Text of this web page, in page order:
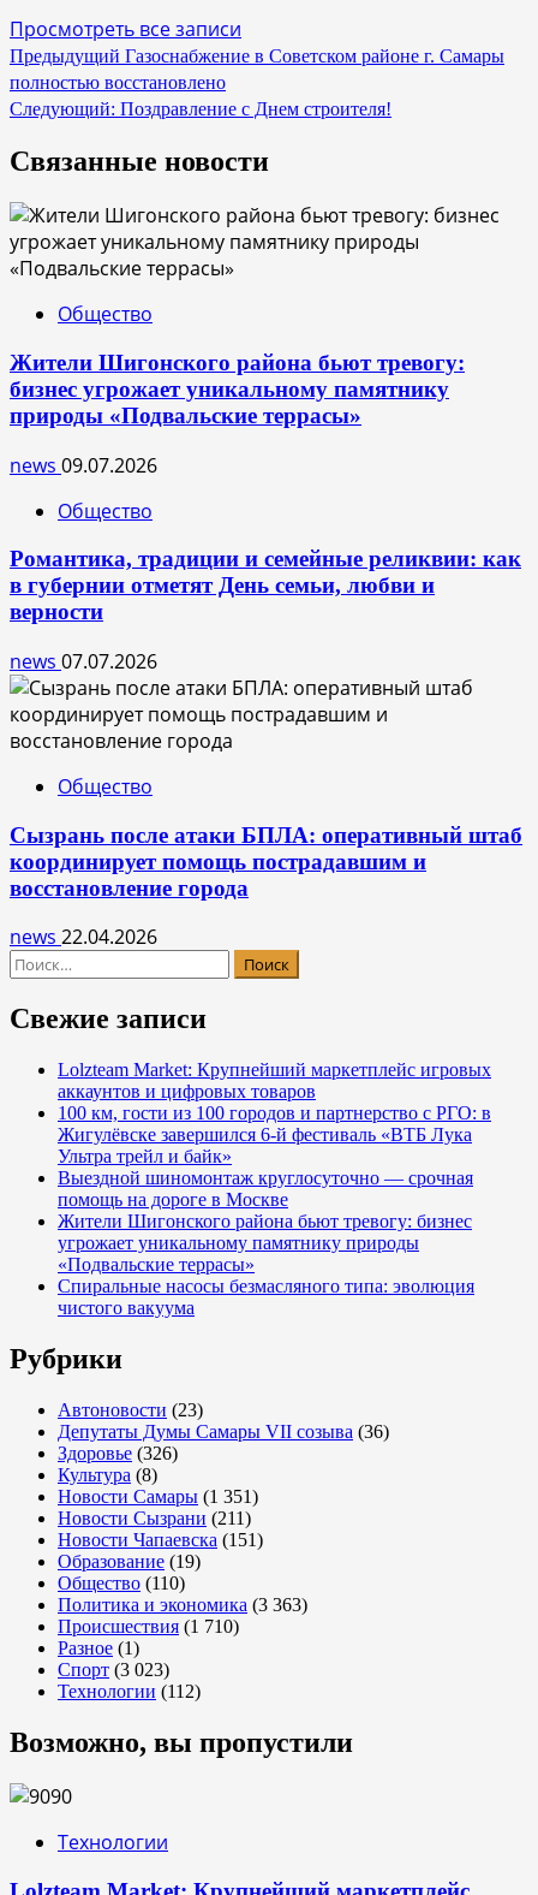
Просмотреть все записи
Навигация
по
записям
Предыдущий Газоснабжение в Советском районе г. Самары
полностью восстановлено
Следующий: Поздравление с Днем строителя!
Связанные новости
Общество
Жители Шигонского района бьют тревогу:
бизнес угрожает уникальному памятнику
природы «Подвальские террасы»
news 09.07.2026
Общество
Романтика, традиции и семейные реликвии: как
в губернии отметят День семьи, любви и
верности
news 07.07.2026
Общество
Сызрань после атаки БПЛА: оперативный штаб
координирует помощь пострадавшим и
восстановление города
news 22.04.2026
Найти:
Свежие записи
Lolzteam Market: Крупнейший маркетплейс игровых
аккаунтов и цифровых товаров
100 км, гости из 100 городов и партнерство с РГО: в
Жигулёвске завершился 6-й фестиваль «ВТБ Лука
Ультра трейл и байк»
Выездной шиномонтаж круглосуточно — срочная
помощь на дороге в Москве
Жители Шигонского района бьют тревогу: бизнес
угрожает уникальному памятнику природы
«Подвальские террасы»
Спиральные насосы безмасляного типа: эволюция
чистого вакуума
Рубрики
Автоновости (23)
Депутаты Думы Самары VII созыва (36)
Здоровье (326)
Культура (8)
Новости Самары (1 351)
Новости Сызрани (211)
Новости Чапаевска (151)
Образование (19)
Общество (110)
Политика и экономика (3 363)
Происшествия (1 710)
Разное (1)
Спорт (3 023)
Технологии (112)
Возможно, вы пропустили
Технологии